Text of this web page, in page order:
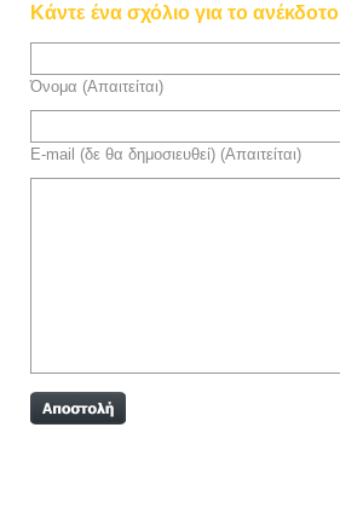
Κάντε ένα σχόλιο για το ανέκδοτο
Όνομα (Απαιτείται)
E-mail (δε θα δημοσιευθεί) (Απαιτείται)